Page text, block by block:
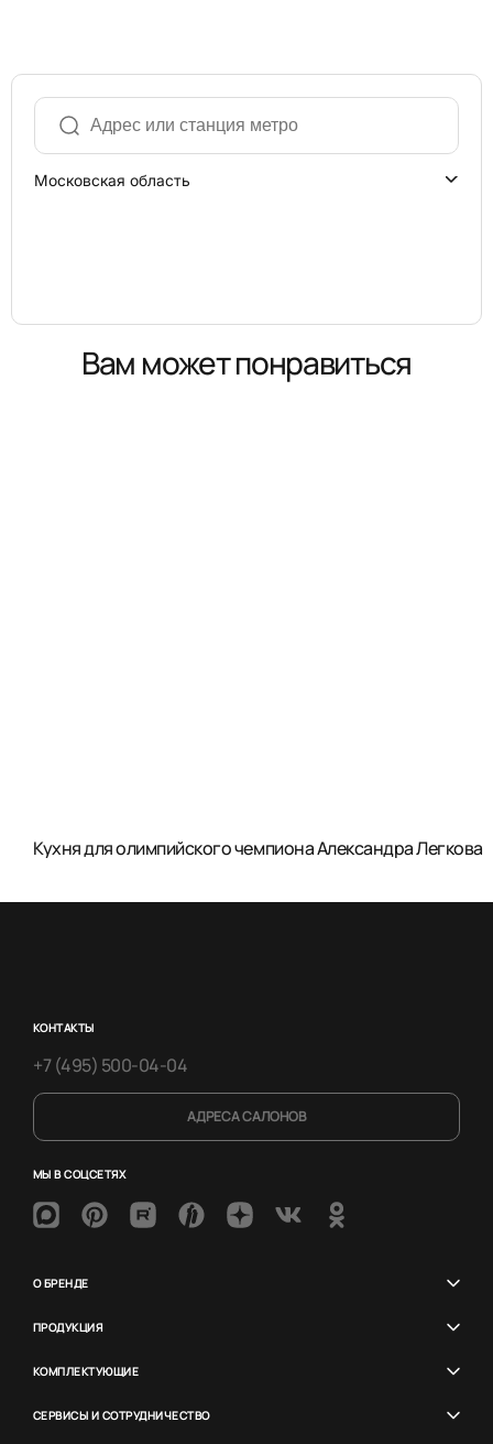
Московская область
Вам может понравиться
Кухня для олимпийского чемпиона Александра Легкова
КОНТАКТЫ
+7 (495) 500-04-04
АДРЕСА САЛОНОВ
МЫ В СОЦСЕТЯХ
О БРЕНДЕ
ПРОДУКЦИЯ
КОМПЛЕКТУЮЩИЕ
СЕРВИСЫ И СОТРУДНИЧЕСТВО